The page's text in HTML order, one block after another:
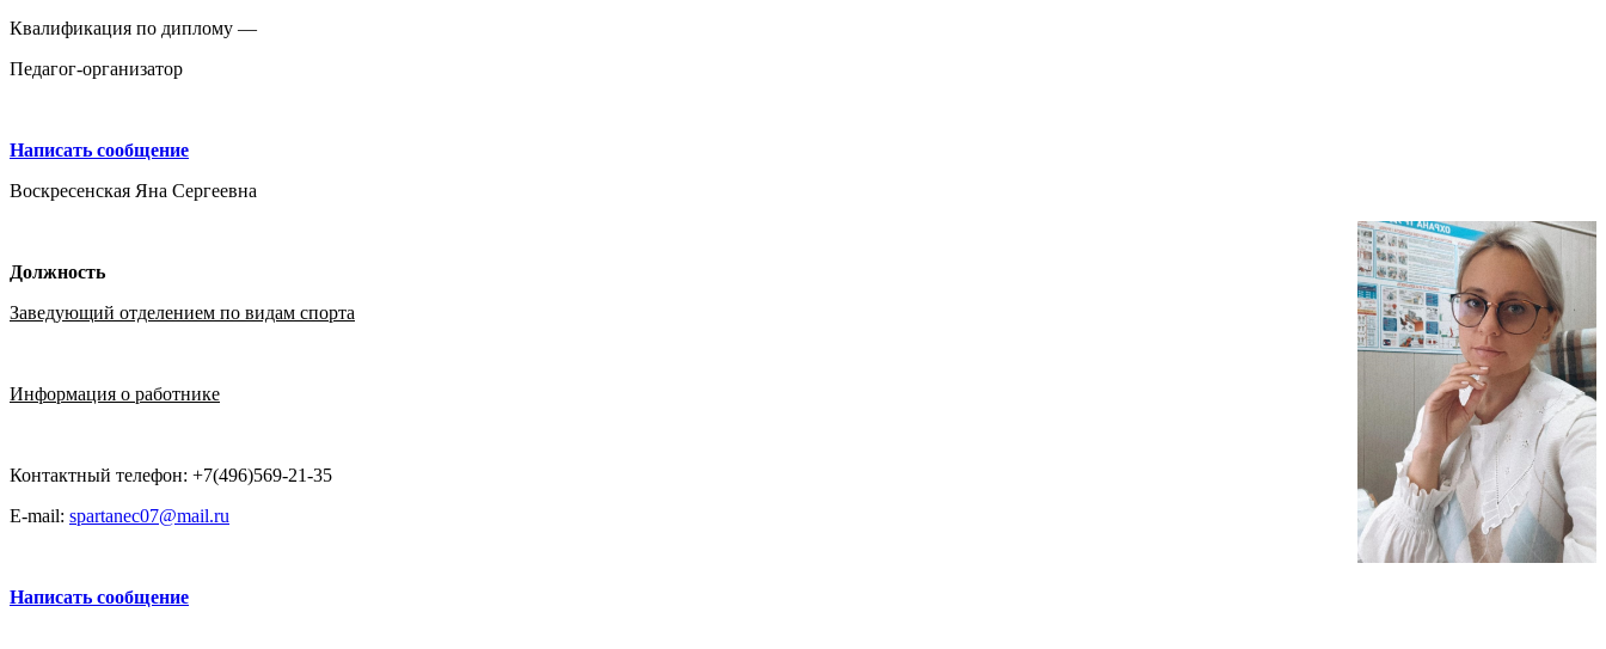
Квалификация по диплому —
Педагог-организатор
Написать сообщение
Воскресенская Яна Сергеевна
Должность
Заведующий отделением по видам спорта
Информация о работнике
Контактный телефон: +7(496)569-21-35
E-mail: spartanec07@mail.ru
Написать сообщение